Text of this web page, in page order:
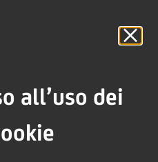
all’uso dei